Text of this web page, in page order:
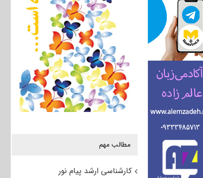
مطالب مهم
کارشناسی ارشد پیام نور